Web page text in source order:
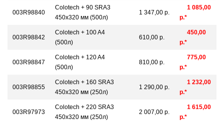
003R98840
Colotech + 90 SRA3
450x320 мм (500л)
1 347,00 р.
1 085,00
р.*
003R98842
Colotech + 100 A4
(500л)
610,00 р.
450,00
р.*
003R98847
Colotech + 120 A4
(500л)
810,00 р.
775,00
р.*
003R98855
Colotech + 160 SRA3
450x320 мм (250л)
1 290,00 р.
1 232,00
р.*
003R97973
Colotech + 220 SRA3
450x320 мм (250л)
2 007,00 р.
1 615,00
р.*